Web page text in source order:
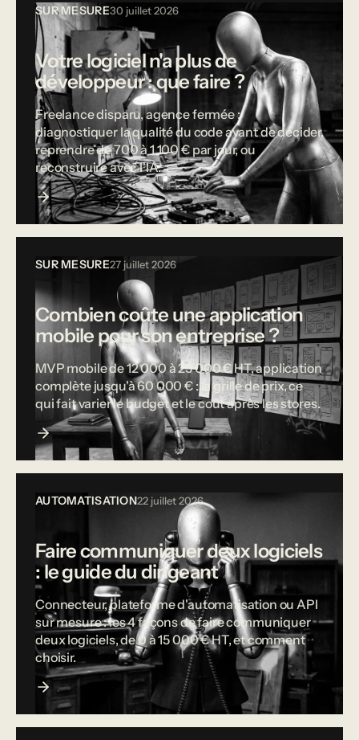
SUR MESURE30 juillet 2026
Votre logiciel n'a plus de
développeur : que faire ?
Freelance disparu, agence fermée :
diagnostiquer la qualité du code avant de décider,
reprendre de 700 à 1 100 € par jour, ou
reconstruire avec l'IA.
SUR MESURE27 juillet 2026
Combien coûte une application
mobile pour son entreprise ?
MVP mobile de 12 000 à 25 000 € HT, application
complète jusqu'à 60 000 € : la grille de prix, ce
qui fait varier le budget et le coût après les stores.
AUTOMATISATION22 juillet 2026
Faire communiquer deux logiciels
: le guide du dirigeant
Connecteur, plateforme d'automatisation ou API
sur mesure : les 4 façons de faire communiquer
deux logiciels, de 0 à 15 000 € HT, et comment
choisir.